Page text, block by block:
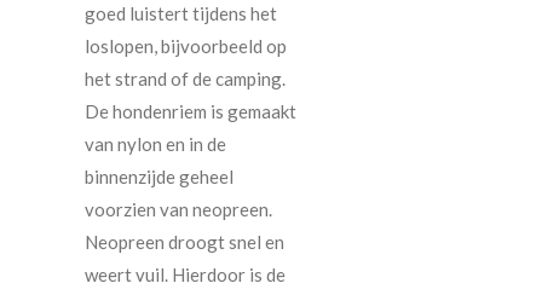
goed luistert tijdens het
loslopen, bijvoorbeeld op
het strand of de camping.
De hondenriem is gemaakt
van nylon en in de
binnenzijde geheel
voorzien van neopreen.
Neopreen droogt snel en
weert vuil. Hierdoor is de